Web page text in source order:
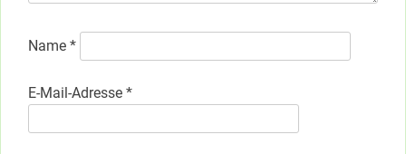
Name *
E-Mail-Adresse *